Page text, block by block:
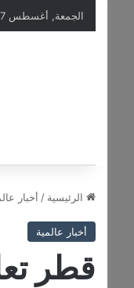
الجمعة, أغسطس 7 2026
الرئيسية / أخبار
أخبار عالمية
قطر